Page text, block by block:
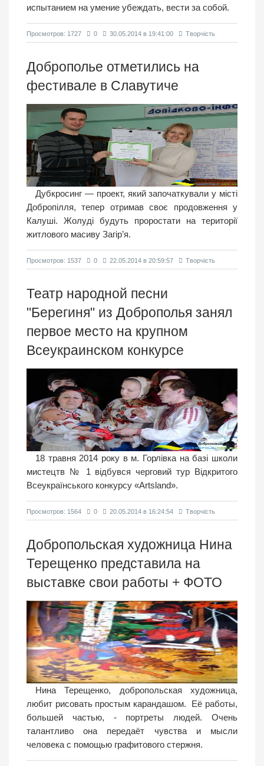
испытанием на умение убеждать, вести за собой.
Просмотров: 1727 0 30.05.2014 в 19:41:00 Творчість
Доброполье отметились на
фестивале в Славутиче
Дубкросинг — проект, який започаткували у місті
Добропілля, тепер отримав своє продовження у
Калуші. Жолуді будуть проростати на території
житлового масиву Загір’я.
Просмотров: 1537 0 22.05.2014 в 20:59:57 Творчість
Театр народной песни
"Берегиня" из Доброполья занял
первое место на крупном
Всеукраинском конкурсе
18 травня 2014 року в м. Горлівка на базі школи
мистецтв № 1 відбувся черговий тур Відкритого
Всеукраїнського конкурсу «Artsland».
Просмотров: 1564 0 20.05.2014 в 16:24:54 Творчість
Добропольская художница Нина
Терещенко представила на
выставке свои работы + ФОТО
Нина Терещенко, добропольская художница,
любит рисовать простым карандашом. Её работы,
большей частью, - портреты людей. Очень
талантливо она передаёт чувства и мысли
человека с помощью графитового стержня.